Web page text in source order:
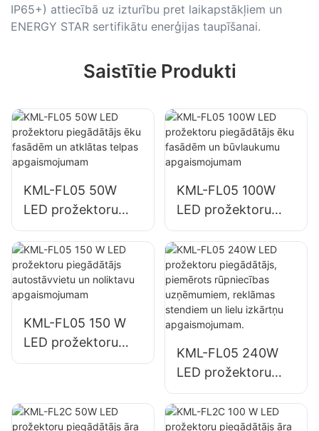
IP65+) attiecībā uz izturību pret laikapstākļiem un
ENERGY STAR sertifikātu enerģijas taupīšanai.
Saistītie Produkti
KML-FL05 50W
LED prožektoru
piegādātājs ēku
fasādēm un
atklātas telpas
apgaismojumam
KML-FL05 100W
LED prožektoru
piegādātājs ēku
fasādēm un
būvlaukumu
apgaismojumam
KML-FL05 150 W
LED prožektoru
piegādātājs
noliktavu
apgaismojumam
KML-FL05 240W
LED prožektoru
piegādātājs,
piemērots